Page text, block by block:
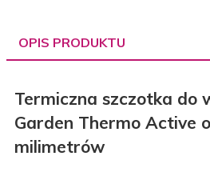
OPIS PRODUKTU
Termiczna szczotka do
Garden Thermo Active
milimetrów